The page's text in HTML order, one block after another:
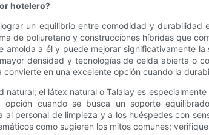
hotelero?
un equilibrio entre comodidad y
de poliuretano y construcciones híbridas que
a él y puede mejorar significativamente
densidad y tecnologías de celda abierta o
en una excelente opción cuando la
el látex natural o Talalay es
cuando se busca un soporte
personal de limpieza y a los huéspedes con
como sugieren los mitos comunes;